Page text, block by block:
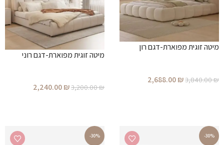
מיטה זוגית מפוארת-דגם רון
3,840.00₪
2,688.00₪
מיטה זוגית מפוארת-דגם רוני
3,200.00₪
2,240.00₪
-30%
-30%